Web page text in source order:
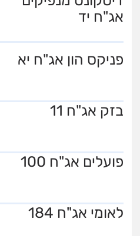
אג"ח יד
פניקס הון אג"ח יא
בזק אג"ח 11
פועלים אג"ח 100
לאומי אג"ח 184